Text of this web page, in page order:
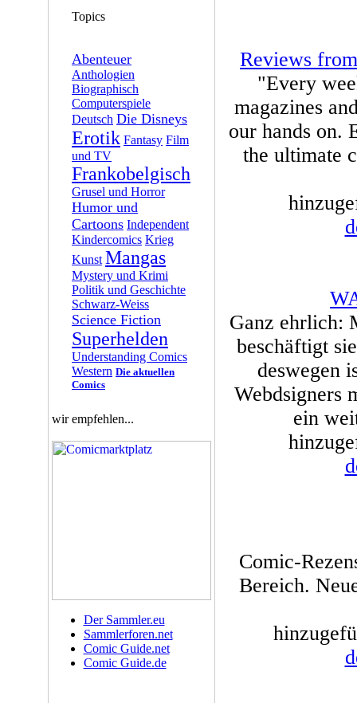
Topics
Abenteuer
Anthologien
Biographisch
Computerspiele
Deutsch Die Disneys
Erotik Fantasy Film
und TV
Frankobelgisch
Grusel und Horror
Humor und
Cartoons Independent
Kindercomics Krieg
Kunst Mangas
Mystery und Krimi
Politik und Geschichte
Schwarz-Weiss
Science Fiction
Superhelden
Understanding Comics
Western Die aktuellen
Comics
wir empfehlen...
Der Sammler.eu
Sammlerforen.net
Comic Guide.net
Comic Guide.de
Reviews
"Every
magazines
our hands on.
the ultimate
Ganz ehrlich:
beschäftigt
deswegen
Webdsigners
ein
Comic-
Bereich.